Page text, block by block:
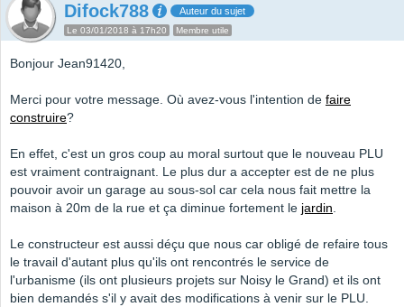
Difock788 Auteur du sujet
Le 03/01/2018 à 17h20 Membre utile
Bonjour Jean91420,
Merci pour votre message. Où avez-vous l'intention de faire
construire?
En effet, c'est un gros coup au moral surtout que le nouveau PLU
est vraiment contraignant. Le plus dur a accepter est de ne plus
pouvoir avoir un garage au sous-sol car cela nous fait mettre la
maison à 20m de la rue et ça diminue fortement le jardin.
Le constructeur est aussi déçu que nous car obligé de refaire tous
le travail d'autant plus qu'ils ont rencontrés le service de
l'urbanisme (ils ont plusieurs projets sur Noisy le Grand) et ils ont
bien demandés s'il y avait des modifications à venir sur le PLU.